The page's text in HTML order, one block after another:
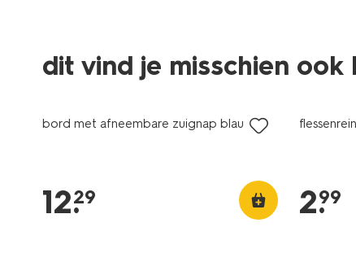
dit vind je misschien ook
bord met afneembare zuignap blauw
12.
29 2.
99